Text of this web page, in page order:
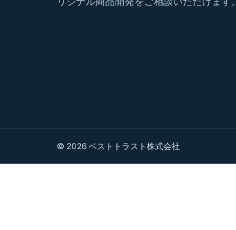
© 2026 ベストトラスト株式会社